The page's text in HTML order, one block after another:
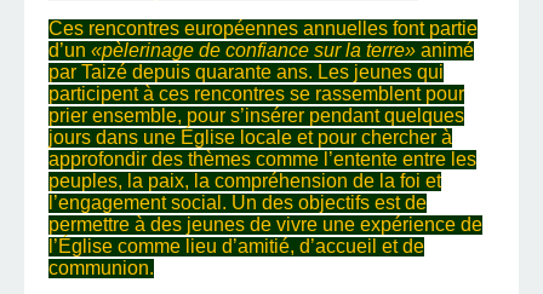
Ces rencontres européennes annuelles font partie
d’un «pèlerinage de confiance sur la terre» animé
par Taizé depuis quarante ans. Les jeunes qui
participent à ces rencontres se rassemblent pour
prier ensemble, pour s’insérer pendant quelques
jours dans une Église locale et pour chercher à
approfondir des thèmes comme l’entente entre les
peuples, la paix, la compréhension de la foi et
l’engagement social. Un des objectifs est de
permettre à des jeunes de vivre une expérience de
l’Église comme lieu d’amitié, d’accueil et de
communion.